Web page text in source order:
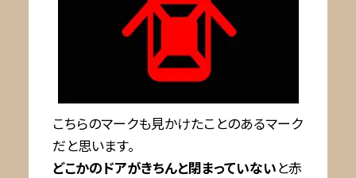
こちらのマークも見かけたことのあるマーク
だと思います。
どこかのドアがきちんと閉まっていないと赤